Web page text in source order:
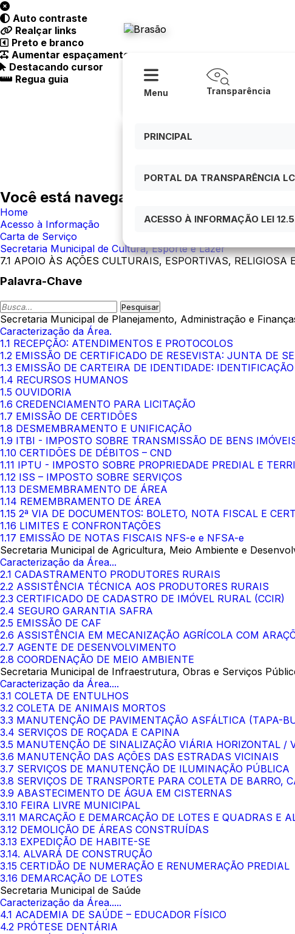
Menu Transparência
PRINCIPAL
PORTAL DA TRANSPARÊNCIA
ACESSO À INFORMAÇÃO LEI
Auto contraste
Realçar links
Preto e branco
Aumentar espaçamento
Destacando cursor
Regua guia
Você está navegando em:
Home
Acesso à Informação
Carta de Serviço
Secretaria Municipal de Cultura, Esporte e Lazer
7.1 APOIO ÀS AÇÕES CULTURAIS, ESPORTIVAS, RELIGIOSA
Palavra-Chave
Secretaria Municipal de Planejamento, Administração e
Caracterização da Área.
1.1 RECEPÇÃO: ATENDIMENTOS E PROTOCOLOS
1.2 EMISSÃO DE CERTIFICADO DE RESEVISTA: JUNTA DE
1.3 EMISSÃO DE CARTEIRA DE IDENTIDADE:
1.4 RECURSOS HUMANOS
1.5 OUVIDORIA
1.6 CREDENCIAMENTO PARA LICITAÇÃO
1.7 EMISSÃO DE CERTIDÕES
1.8 DESMEMBRAMENTO E UNIFICAÇÃO
1.9 ITBI - IMPOSTO SOBRE TRANSMISSÃO DE BENS
1.10 CERTIDÕES DE DÉBITOS – CND
1.11 IPTU - IMPOSTO SOBRE PROPRIEDADE PREDIAL E
1.12 ISS – IMPOSTO SOBRE SERVIÇOS
1.13 DESMEMBRAMENTO DE ÁREA
1.14 REMEMBRAMENTO DE ÁREA
1.15 2ª VIA DE DOCUMENTOS: BOLETO, NOTA FISCAL E
1.16 LIMITES E CONFRONTAÇÕES
1.17 EMISSÃO DE NOTAS FISCAIS NFS-e e NFSA-e
Secretaria Municipal de Agricultura, Meio Ambiente e
Caracterização da Área...
2.1 CADASTRAMENTO PRODUTORES RURAIS
2.2 ASSISTÊNCIA TÉCNICA AOS PRODUTORES RURAIS
2.3 CERTIFICADO DE CADASTRO DE IMÓVEL RURAL (CCIR)
2.4 SEGURO GARANTIA SAFRA
2.5 EMISSÃO DE CAF
2.6 ASSISTÊNCIA EM MECANIZAÇÃO AGRÍCOLA COM
2.7 AGENTE DE DESENVOLVIMENTO
2.8 COORDENAÇÃO DE MEIO AMBIENTE
Secretaria Municipal de Infraestrutura, Obras e Serviços
Caracterização da Área....
3.1 COLETA DE ENTULHOS
3.2 COLETA DE ANIMAIS MORTOS
3.3 MANUTENÇÃO DE PAVIMENTAÇÃO ASFÁLTICA (TAPA-
3.4 SERVIÇOS DE ROÇADA E CAPINA
3.5 MANUTENÇÃO DE SINALIZAÇÃO VIÁRIA HORIZONTAL /
3.6 MANUTENÇÃO DAS AÇÕES DAS ESTRADAS VICINAIS
3.7 SERVIÇOS DE MANUTENÇÃO DE ILUMINAÇÃO PÚBLICA
3.8 SERVIÇOS DE TRANSPORTE PARA COLETA DE BARRO,
3.9 ABASTECIMENTO DE ÁGUA EM CISTERNAS
3.10 FEIRA LIVRE MUNICIPAL
3.11 MARCAÇÃO E DEMARCAÇÃO DE LOTES E QUADRAS E
3.12 DEMOLIÇÃO DE ÁREAS CONSTRUÍDAS
3.13 EXPEDIÇÃO DE HABITE-SE
3.14. ALVARÁ DE CONSTRUÇÃO
3.15 CERTIDÃO DE NUMERAÇÃO E RENUMERAÇÃO PREDIAL
3.16 DEMARCAÇÃO DE LOTES
Secretaria Municipal de Saúde
Caracterização da Área.....
4.1 ACADEMIA DE SAÚDE – EDUCADOR FÍSICO
4.2 PRÓTESE DENTÁRIA